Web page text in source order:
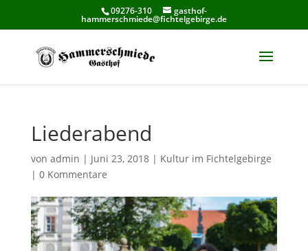
09276-310 gasthof-
hammerschmiede@fichtelgebirge.de
Liederabend
von admin | Juni 23, 2018| Kultur im Fichtelgebirge
| 0 Kommentare